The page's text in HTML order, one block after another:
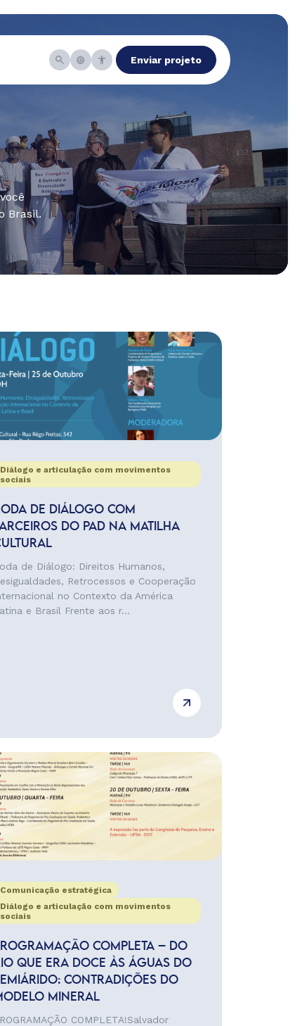
Enviar projeto
Brasil.
Diálogo e articulação com movimentos
sociais
DE DIÁLOGO COM
DO PAD NA MATILHA
de Diálogo: Direitos Humanos,
Retrocessos e Cooperação
no Contexto da América
e Brasil Frente aos r...
Comunicação estratégica
Diálogo e articulação com movimentos
sociais
COMPLETA – DO
QUE ERA DOCE ÀS ÁGUAS DO
CONTRADIÇÕES DO
MINERAL
COMPLETA!Salvador